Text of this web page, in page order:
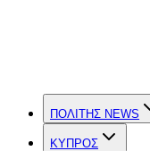
ΠΟΛΙΤΗΣ NEWS
ΚΥΠΡΟΣ